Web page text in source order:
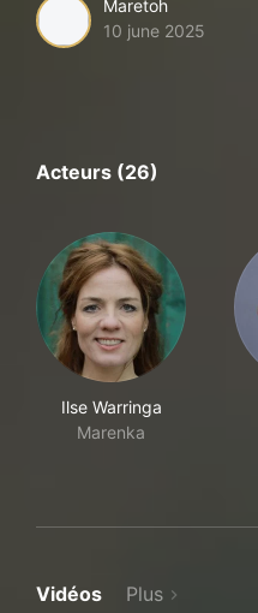
Maretoh
10 june 2025
Acteurs (26)
Ilse Warringa
Marenka
Vidéos Plus